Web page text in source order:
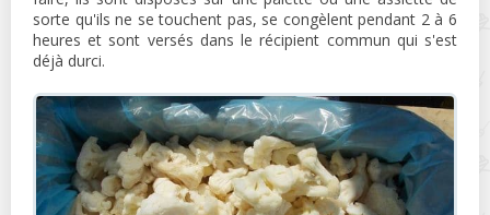
sorte qu'ils ne se touchent pas, se congèlent pendant 2 à 6
heures et sont versés dans le récipient commun qui s'est
déjà durci.